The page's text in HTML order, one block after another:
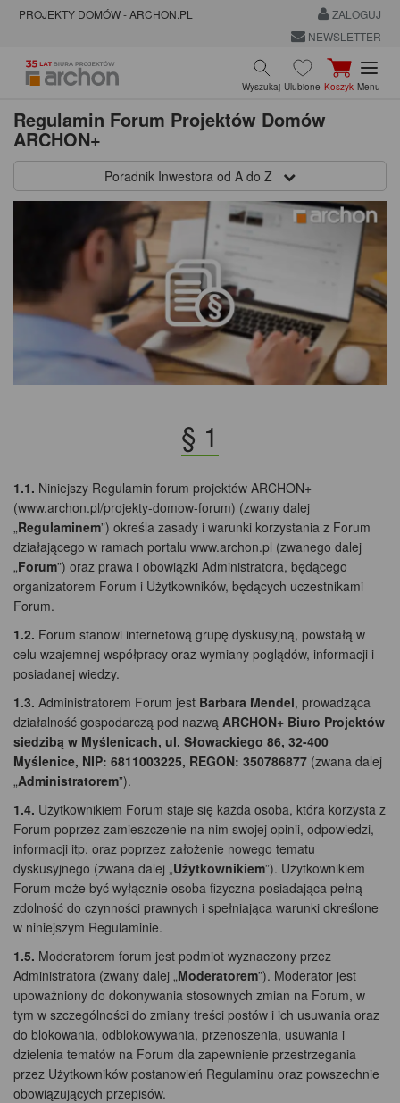
PROJEKTY DOMÓW - ARCHON.PL
ZALOGUJ
NEWSLETTER
Wyszukaj Ulubione Koszyk Menu
Regulamin Forum Projektów Domów
ARCHON+
Poradnik Inwestora od A do Z
§ 1
1.1. Niniejszy Regulamin forum projektów ARCHON+
(www.archon.pl/projekty-domow-forum) (zwany dalej
„Regulaminem”) określa zasady i warunki korzystania z Forum
działającego w ramach portalu www.archon.pl (zwanego dalej
„Forum”) oraz prawa i obowiązki Administratora, będącego
organizatorem Forum i Użytkowników, będących uczestnikami
Forum.
1.2. Forum stanowi internetową grupę dyskusyjną, powstałą w
celu wzajemnej współpracy oraz wymiany poglądów, informacji i
posiadanej wiedzy.
1.3. Administratorem Forum jest Barbara Mendel, prowadząca
działalność gospodarczą pod nazwą ARCHON+ Biuro Projektów
siedzibą w Myślenicach, ul. Słowackiego 86, 32-400
Myślenice, NIP: 6811003225, REGON: 350786877 (zwana dalej
„Administratorem”).
1.4. Użytkownikiem Forum staje się każda osoba, która korzysta z
Forum poprzez zamieszczenie na nim swojej opinii, odpowiedzi,
informacji itp. oraz poprzez założenie nowego tematu
dyskusyjnego (zwana dalej „Użytkownikiem”). Użytkownikiem
Forum może być wyłącznie osoba fizyczna posiadająca pełną
zdolność do czynności prawnych i spełniająca warunki określone
w niniejszym Regulaminie.
1.5. Moderatorem forum jest podmiot wyznaczony przez
Administratora (zwany dalej „Moderatorem”). Moderator jest
upoważniony do dokonywania stosownych zmian na Forum, w
tym w szczególności do zmiany treści postów i ich usuwania oraz
do blokowania, odblokowywania, przenoszenia, usuwania i
dzielenia tematów na Forum dla zapewnienie przestrzegania
przez Użytkowników postanowień Regulaminu oraz powszechnie
obowiązujących przepisów.